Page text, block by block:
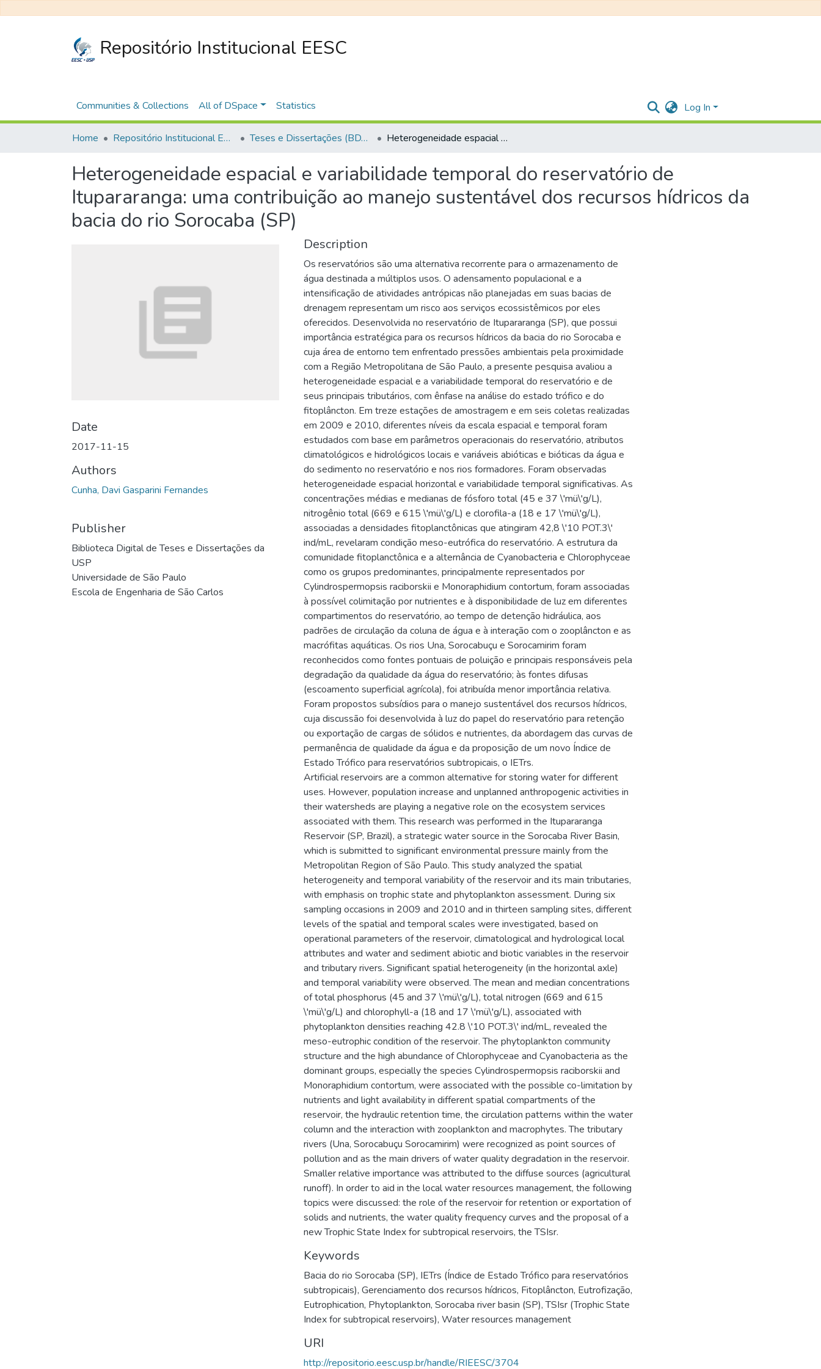
Repositório Institucional EESC
Communities & Collections All of DSpace Statistics Log In
Home Repositório Institucional EESC Teses e Dissertações (BDTD USP) Heterogeneidade espacial e variabilidade temporal do reservatório de Itupararanga: uma contribuição ao manejo sustentável dos recursos hídricos da bacia do rio Sorocaba (SP)
Heterogeneidade espacial e variabilidade temporal do reservatório de
Itupararanga: uma contribuição ao manejo sustentável dos recursos hídricos da
bacia do rio Sorocaba (SP)
Date
2017-11-15
Authors
Cunha, Davi Gasparini Fernandes
Publisher
Biblioteca Digital de Teses e Dissertações da
USP
Universidade de São Paulo
Escola de Engenharia de São Carlos
Description
Os reservatórios são uma alternativa recorrente para o armazenamento de
água destinada a múltiplos usos. O adensamento populacional e a
intensificação de atividades antrópicas não planejadas em suas bacias de
drenagem representam um risco aos serviços ecossistêmicos por eles
oferecidos. Desenvolvida no reservatório de Itupararanga (SP), que possui
importância estratégica para os recursos hídricos da bacia do rio Sorocaba e
cuja área de entorno tem enfrentado pressões ambientais pela proximidade
com a Região Metropolitana de São Paulo, a presente pesquisa avaliou a
heterogeneidade espacial e a variabilidade temporal do reservatório e de
seus principais tributários, com ênfase na análise do estado trófico e do
fitoplâncton. Em treze estações de amostragem e em seis coletas realizadas
em 2009 e 2010, diferentes níveis da escala espacial e temporal foram
estudados com base em parâmetros operacionais do reservatório, atributos
climatológicos e hidrológicos locais e variáveis abióticas e bióticas da água e
do sedimento no reservatório e nos rios formadores. Foram observadas
heterogeneidade espacial horizontal e variabilidade temporal significativas. As
concentrações médias e medianas de fósforo total (45 e 37 \'mü\'g/L),
nitrogênio total (669 e 615 \'mü\'g/L) e clorofila-a (18 e 17 \'mü\'g/L),
associadas a densidades fitoplanctônicas que atingiram 42,8 \'10 POT.3\'
ind/mL, revelaram condição meso-eutrófica do reservatório. A estrutura da
comunidade fitoplanctônica e a alternância de Cyanobacteria e Chlorophyceae
como os grupos predominantes, principalmente representados por
Cylindrospermopsis raciborskii e Monoraphidium contortum, foram associadas
à possível colimitação por nutrientes e à disponibilidade de luz em diferentes
compartimentos do reservatório, ao tempo de detenção hidráulica, aos
padrões de circulação da coluna de água e à interação com o zooplâncton e as
macrófitas aquáticas. Os rios Una, Sorocabuçu e Sorocamirim foram
reconhecidos como fontes pontuais de poluição e principais responsáveis pela
degradação da qualidade da água do reservatório; às fontes difusas
(escoamento superficial agrícola), foi atribuída menor importância relativa.
Foram propostos subsídios para o manejo sustentável dos recursos hídricos,
cuja discussão foi desenvolvida à luz do papel do reservatório para retenção
ou exportação de cargas de sólidos e nutrientes, da abordagem das curvas de
permanência de qualidade da água e da proposição de um novo Índice de
Estado Trófico para reservatórios subtropicais, o IETrs.
Artificial reservoirs are a common alternative for storing water for different
uses. However, population increase and unplanned anthropogenic activities in
their watersheds are playing a negative role on the ecosystem services
associated with them. This research was performed in the Itupararanga
Reservoir (SP, Brazil), a strategic water source in the Sorocaba River Basin,
which is submitted to significant environmental pressure mainly from the
Metropolitan Region of São Paulo. This study analyzed the spatial
heterogeneity and temporal variability of the reservoir and its main tributaries,
with emphasis on trophic state and phytoplankton assessment. During six
sampling occasions in 2009 and 2010 and in thirteen sampling sites, different
levels of the spatial and temporal scales were investigated, based on
operational parameters of the reservoir, climatological and hydrological local
attributes and water and sediment abiotic and biotic variables in the reservoir
and tributary rivers. Significant spatial heterogeneity (in the horizontal axle)
and temporal variability were observed. The mean and median concentrations
of total phosphorus (45 and 37 \'mü\'g/L), total nitrogen (669 and 615
\'mü\'g/L) and chlorophyll-a (18 and 17 \'mü\'g/L), associated with
phytoplankton densities reaching 42.8 \'10 POT.3\' ind/mL, revealed the
meso-eutrophic condition of the reservoir. The phytoplankton community
structure and the high abundance of Chlorophyceae and Cyanobacteria as the
dominant groups, especially the species Cylindrospermopsis raciborskii and
Monoraphidium contortum, were associated with the possible co-limitation by
nutrients and light availability in different spatial compartments of the
reservoir, the hydraulic retention time, the circulation patterns within the water
column and the interaction with zooplankton and macrophytes. The tributary
rivers (Una, Sorocabuçu Sorocamirim) were recognized as point sources of
pollution and as the main drivers of water quality degradation in the reservoir.
Smaller relative importance was attributed to the diffuse sources (agricultural
runoff). In order to aid in the local water resources management, the following
topics were discussed: the role of the reservoir for retention or exportation of
solids and nutrients, the water quality frequency curves and the proposal of a
new Trophic State Index for subtropical reservoirs, the TSIsr.
Keywords
Bacia do rio Sorocaba (SP), IETrs (Índice de Estado Trófico para reservatórios
subtropicais), Gerenciamento dos recursos hídricos, Fitoplâncton, Eutrofização,
Eutrophication, Phytoplankton, Sorocaba river basin (SP),TSIsr (Trophic State
Index for subtropical reservoirs), Water resources management
URI
http://repositorio.eesc.usp.br/handle/RIEESC/3704